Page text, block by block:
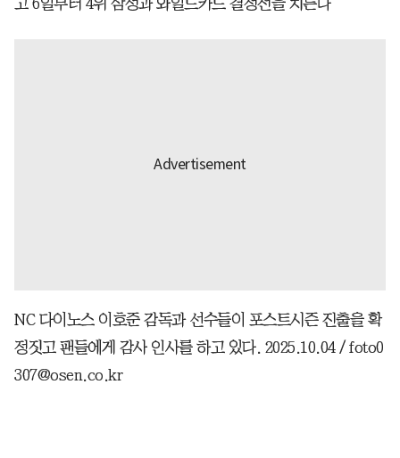
고 6일부터 4위 삼성과 와일드카드 결정전을 치른다
NC 다이노스 이호준 감독과 선수들이 포스트시즌 진출을 확
정짓고 팬들에게 감사 인사를 하고 있다. 2025.10.04 / foto0
307@osen.co.kr